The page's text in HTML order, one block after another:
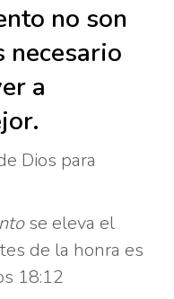
no son
necesario
a
Dios para
se eleva el
de la honra es
18:12